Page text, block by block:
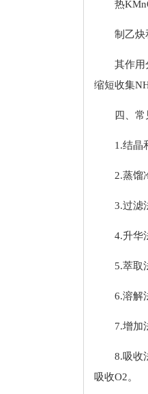
热
制乙炔
其作用
缩短收集
四、
1.结晶
2.蒸馏
3.过滤
4.升华
5.萃取
6.溶解
7.增加
8.吸收
吸收O2。